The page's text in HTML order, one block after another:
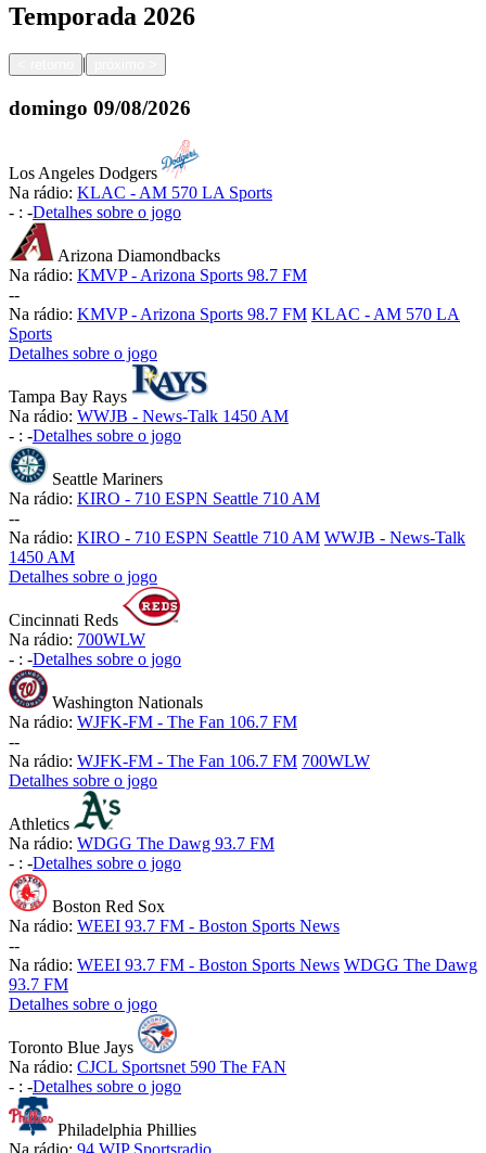
Temporada 2026
|
domingo 09/08/2026
Los Angeles Dodgers
Na rádio: KLAC - AM 570 LA Sports
- : -Detalhes sobre o jogo
Arizona Diamondbacks
Na rádio: KMVP - Arizona Sports 98.7 FM
--
Na rádio: KMVP - Arizona Sports 98.7 FM KLAC - AM 570 LA
Sports
Detalhes sobre o jogo
Tampa Bay Rays
Na rádio: WWJB - News-Talk 1450 AM
- : -Detalhes sobre o jogo
Seattle Mariners
Na rádio: KIRO - 710 ESPN Seattle 710 AM
--
Na rádio: KIRO - 710 ESPN Seattle 710 AM WWJB - News-Talk
1450 AM
Detalhes sobre o jogo
Cincinnati Reds
Na rádio: 700WLW
- : -Detalhes sobre o jogo
Washington Nationals
Na rádio: WJFK-FM - The Fan 106.7 FM
--
Na rádio: WJFK-FM - The Fan 106.7 FM 700WLW
Detalhes sobre o jogo
Athletics
Na rádio: WDGG The Dawg 93.7 FM
- : -Detalhes sobre o jogo
Boston Red Sox
Na rádio: WEEI 93.7 FM - Boston Sports News
--
Na rádio: WEEI 93.7 FM - Boston Sports News WDGG The Dawg
93.7 FM
Detalhes sobre o jogo
Toronto Blue Jays
Na rádio: CJCL Sportsnet 590 The FAN
- : -Detalhes sobre o jogo
Philadelphia Phillies